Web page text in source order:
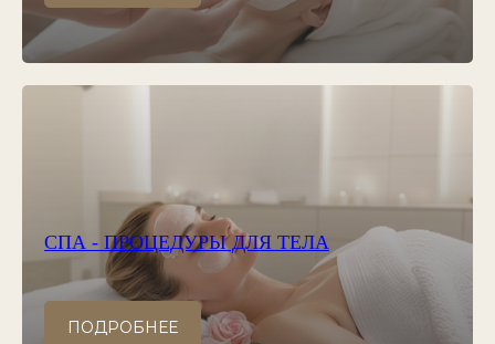
СПА - ПРОЦЕДУРЫ ДЛЯ ТЕЛА
ПОДРОБНЕЕ